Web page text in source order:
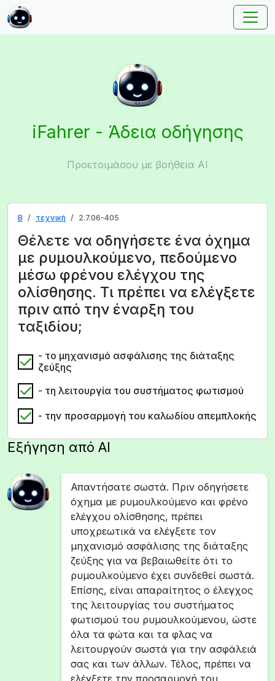
iFahrer - Άδεια οδήγησης
Προετοιμάσου με βοήθεια AI
B τεχνική 2.7.06-405
Θέλετε να οδηγήσετε ένα όχημα
με ρυμουλκούμενο, πεδούμενο
μέσω φρένου ελέγχου της
ολίσθησης. Τι πρέπει να ελέγξετε
πριν από την έναρξη του
ταξιδίου;
- το μηχανισμό ασφάλισης της διάταξης
ζεύξης
- τη λειτουργία του συστήματος φωτισμού
- την προσαρμογή του καλωδίου απεμπλοκής
Εξήγηση από AI
Απαντήσατε σωστά. Πριν οδηγήσετε
όχημα με ρυμουλκούμενο και φρένο
ελέγχου ολίσθησης, πρέπει
υποχρεωτικά να ελέγξετε τον
μηχανισμό ασφάλισης της διάταξης
ζεύξης για να βεβαιωθείτε ότι το
ρυμουλκούμενο έχει συνδεθεί σωστά.
Επίσης, είναι απαραίτητος ο έλεγχος
της λειτουργίας του συστήματος
φωτισμού του ρυμουλκούμενου, ώστε
όλα τα φώτα και τα φλας να
λειτουργούν σωστά για την ασφάλειά
σας και των άλλων. Τέλος, πρέπει να